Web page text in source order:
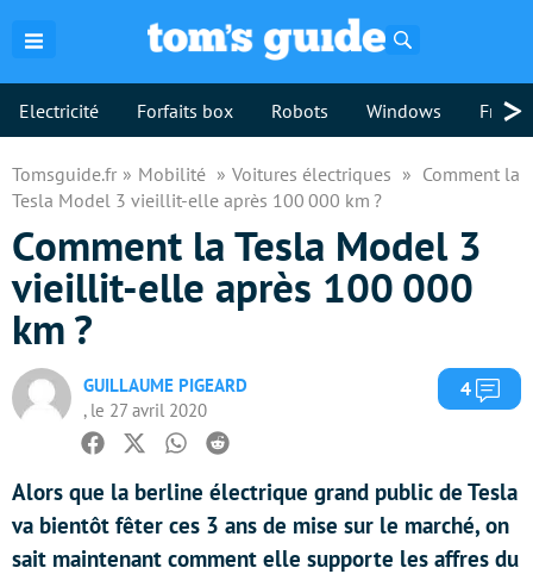
Electricité Forfaits box Robots Windows >
Tomsguide.fr Mobilité Voitures électriques
Comment la
Tesla Model 3 vieillit-elle après 100 000 km ?
Comment la Tesla Model 3
vieillit-elle après 100 000
km ?
GUILLAUME PIGEARD
, le 27 avril 2020
4
Facebook
TwitterWhatsapp
Reddit
Alors que la berline électrique grand public de Tesla
va bientôt fêter ces 3 ans de mise sur le marché, on
sait maintenant comment elle supporte les affres du